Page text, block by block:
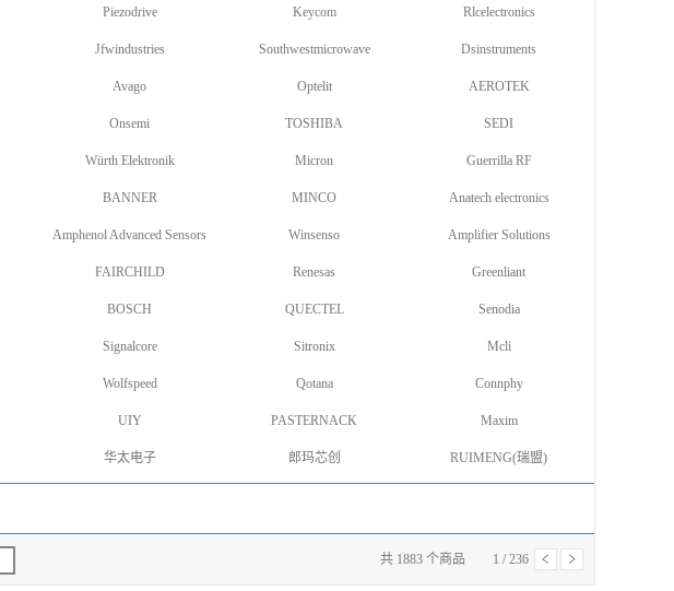
Piezodrive Keycom Rlcelectronics
Jfwindustries Southwestmicrowave Dsinstruments
Avago Optelit AEROTEK
Onsemi TOSHIBA SEDI
Würth Elektronik Micron Guerrilla RF
BANNER MINCO Anatech electronics
Amphenol Advanced Sensors Winsenso Amplifier Solutions
FAIRCHILD Renesas Greenliant
BOSCH QUECTEL Senodia
Signalcore Sitronix Mcli
Wolfspeed Qotana Connphy
UIY PASTERNACK Maxim
华太电子 郎玛芯创 RUIMENG(瑞盟)
共 1883 个商品 1 / 236